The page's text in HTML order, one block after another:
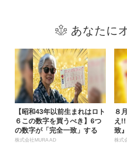
あなたに
【昭和43年以前生まれはロト
６この数字を買うべき】6つ
の数字が「完全一致」する
方...
株式会社MURA AD
８
え
致
株式